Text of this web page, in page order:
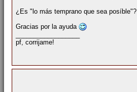
¿Es "lo más temprano que sea posíble"?
Gracias por la ayuda
pf, corrijame!